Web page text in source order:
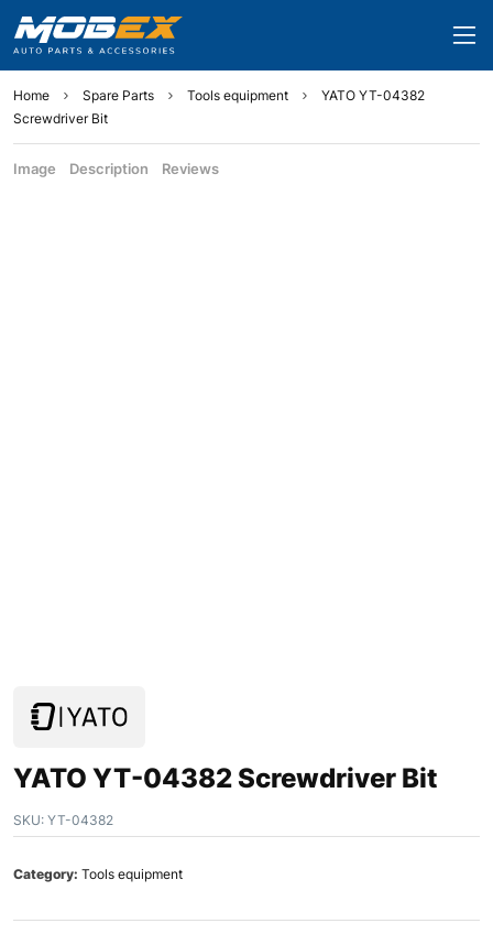
Home Spare Parts Tools equipment
YATO YT-04382
Screwdriver Bit
Image Description Reviews
YATO YT-04382 Screwdriver Bit
SKU: YT-04382
Category: Tools equipment